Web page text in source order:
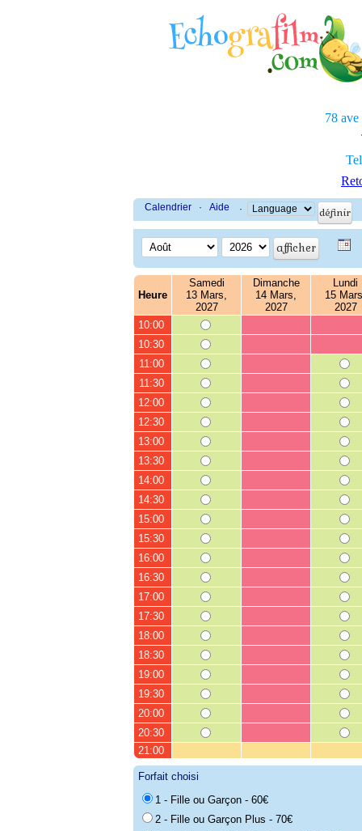
78 ave
Calendrier · Aide ·
Heure
Samedi
13 Mars,
2027
Dimanche
14 Mars,
2027
Lundi
15
2027
10:00
10:30
11:00
11:30
12:00
12:30
13:00
13:30
14:00
14:30
15:00
15:30
16:00
16:30
17:00
17:30
18:00
18:30
19:00
19:30
20:00
20:30
21:00
Forfait choisi
1 - Fille ou Garçon - 60€
2 - Fille ou Garçon Plus - 70€